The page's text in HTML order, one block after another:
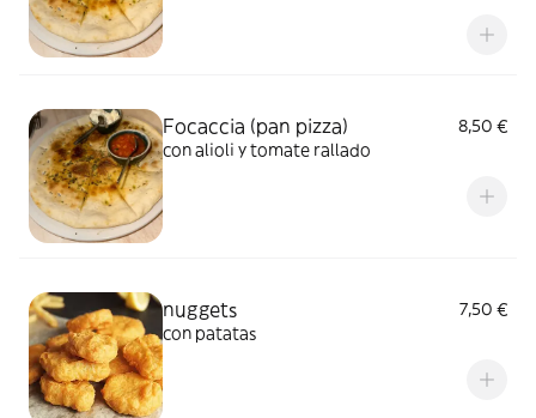
Focaccia (pan pizza)
8,50 €
con alioli y tomate rallado
nuggets
7,50 €
con patatas